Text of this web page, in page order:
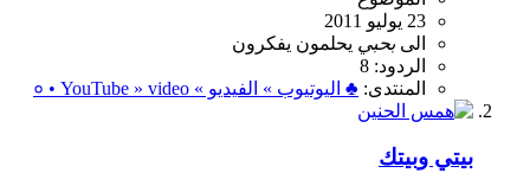
23 يوليو 2011
الىبحبي يحلمون يفكرون
الردود: 8
المنتدى: ♣ اليوتيوب » الفيديو » ० • YouTube » video
بيتي وبيتك